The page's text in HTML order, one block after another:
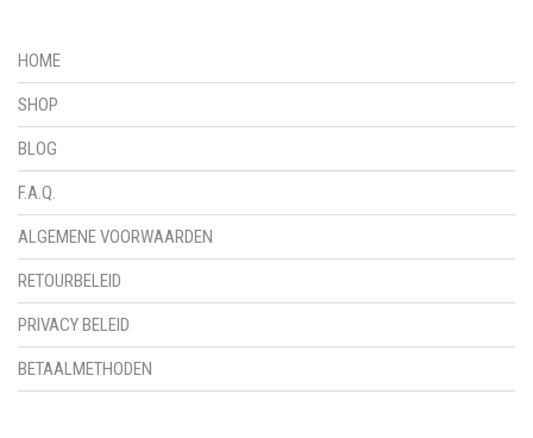
HOME
SHOP
BLOG
F.A.Q.
ALGEMENE VOORWAARDEN
RETOURBELEID
PRIVACY BELEID
BETAALMETHODEN